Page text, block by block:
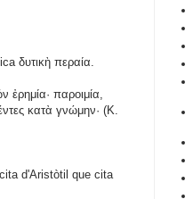
δυτικὴ περαία.
παροιμία,
κατὰ γνώμην· (K.
d'Aristòtil que cita